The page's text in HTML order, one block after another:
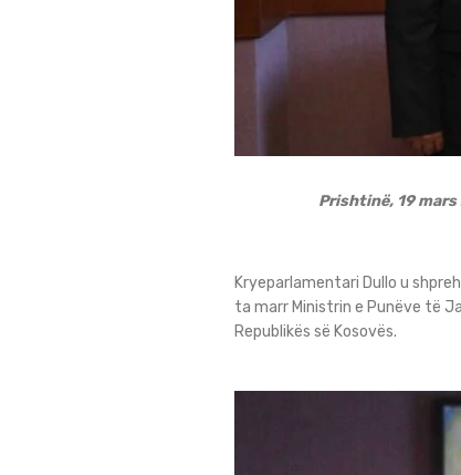
Prishtinë, 19
Kryeparlamentari Dullo u
ta marr Ministrin e Punëve të
Republikës së Kosovës.